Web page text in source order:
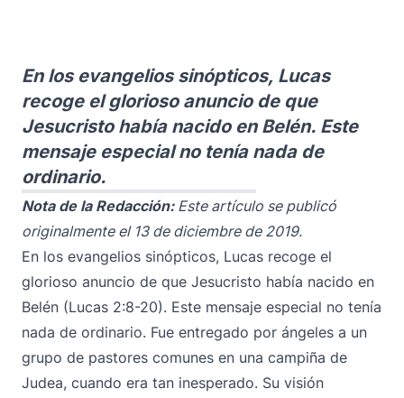
En los evangelios sinópticos, Lucas
recoge el glorioso anuncio de que
Jesucristo había nacido en Belén. Este
mensaje especial no tenía nada de
ordinario.
Nota de la Redacción: Este artículo se publicó
originalmente el 13 de diciembre de 2019.
En los evangelios sinópticos, Lucas recoge el
glorioso anuncio de que Jesucristo había nacido en
Belén (Lucas 2:8-20). Este mensaje especial no tenía
nada de ordinario. Fue entregado por ángeles a un
grupo de pastores comunes en una campiña de
Judea, cuando era tan inesperado. Su visión